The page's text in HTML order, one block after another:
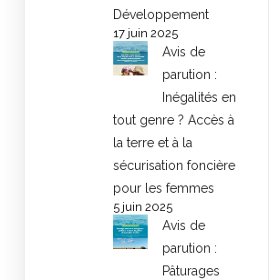
Développement
17 juin 2025
Avis de
parution :
Inégalités en
tout genre ? Accès à
la terre et à la
sécurisation foncière
pour les femmes
5 juin 2025
Avis de
parution :
Pâturages